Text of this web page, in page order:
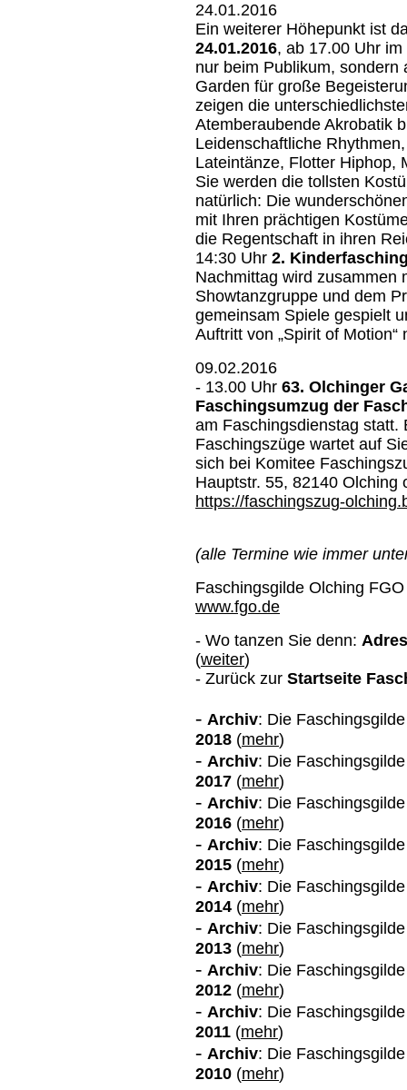
24.01.2016
Ein weiterer Höhepunkt ist
24.01.2016, ab 17.00 Uhr im
nur beim Publikum, sondern
Garden für große
zeigen die
Atemberaubende Akrobatik
Leidenschaftliche
Lateintänze, Flotter Hiphop,
Sie werden die tollsten
natürlich: Die
mit Ihren prächtigen
die Regentschaft in ihren
14:30 Uhr 2.
Nachmittag wird zusammen
Showtanzgruppe und dem
gemeinsam Spiele gespielt
Auftritt von „Spirit of Motion“
09.02.2016
- 13.00 Uhr 63. Olchinger
Faschingsumzug der
am Faschingsdienstag
Faschingszüge wartet auf
sich bei Komitee
Hauptstr. 55, 82140 Olching
https://faschingszug-
(alle Termine wie immer
Faschingsgilde Olching FGO
www.fgo.de
- Wo tanzen Sie denn:
(weiter)
- Zurück zur Startseite
- Archiv: Die
2018 (mehr)
- Archiv: Die
2017 (mehr)
- Archiv: Die
2016 (mehr)
- Archiv: Die
2015 (mehr)
- Archiv: Die
2014 (mehr)
- Archiv: Die
2013 (mehr)
- Archiv: Die
2012 (mehr)
- Archiv: Die
2011 (mehr)
- Archiv: Die
2010 (mehr)